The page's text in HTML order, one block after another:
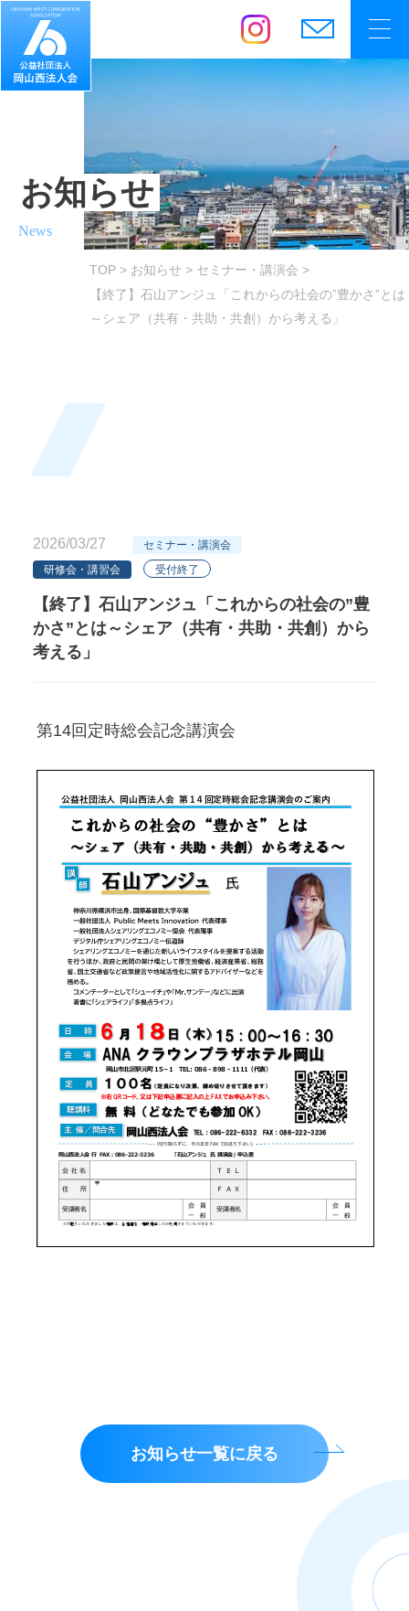
お知らせ
News
TOP お知らせ
セミナー・講演会
【終了】石山アンジュ「これからの社会の”豊かさ”とは
～シェア（共有・共助・共創）から考える」
2026/03/27 セミナー・講演会
研修会・講習会
受付終了
【終了】石山アンジュ「これからの社会の”豊
かさ”とは～シェア（共有・共助・共創）から
考える」
第14回定時総会記念講演会
お知らせ一覧に戻る